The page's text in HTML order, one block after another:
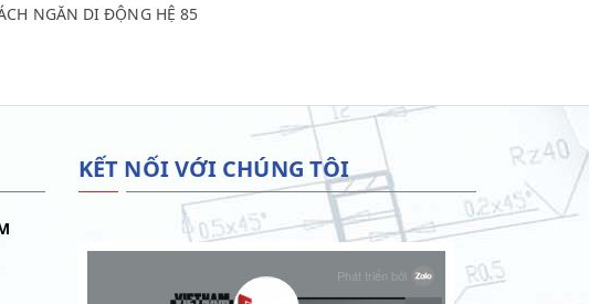
NGĂN DI ĐỘNG HỆ 85
KẾT NỐI VỚI CHÚNG TÔI